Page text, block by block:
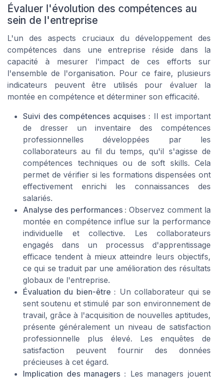
Évaluer l'évolution des compétences au
sein de l'entreprise
L'un des aspects cruciaux du développement des
compétences dans une entreprise réside dans la
capacité à mesurer l'impact de ces efforts sur
l'ensemble de l'organisation. Pour ce faire, plusieurs
indicateurs peuvent être utilisés pour évaluer la
montée en compétence et déterminer son efficacité.
Suivi des compétences acquises : Il est important
de dresser un inventaire des compétences
professionnelles développées par les
collaborateurs au fil du temps, qu'il s'agisse de
compétences techniques ou de soft skills. Cela
permet de vérifier si les formations dispensées ont
effectivement enrichi les connaissances des
salariés.
Analyse des performances : Observez comment la
montée en compétence influe sur la performance
individuelle et collective. Les collaborateurs
engagés dans un processus d'apprentissage
efficace tendent à mieux atteindre leurs objectifs,
ce qui se traduit par une amélioration des résultats
globaux de l'entreprise.
Évaluation du bien-être : Un collaborateur qui se
sent soutenu et stimulé par son environnement de
travail, grâce à l'acquisition de nouvelles aptitudes,
présente généralement un niveau de satisfaction
professionnelle plus élevé. Les enquêtes de
satisfaction peuvent fournir des données
précieuses à cet égard.
Implication des managers : Les managers jouent